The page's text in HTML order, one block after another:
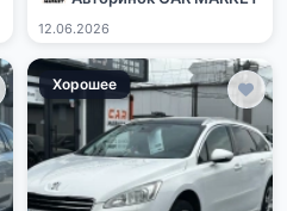
12.06.2026
Хорошее